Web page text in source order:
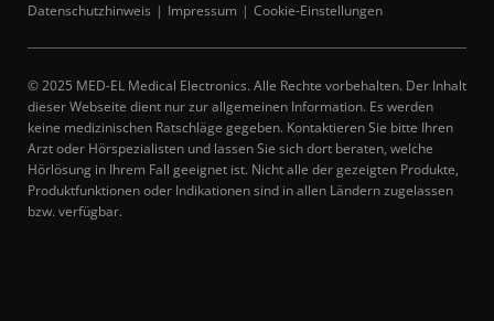
Datenschutzhinweis
Impressum Cookie-Einstellungen
© 2025 MED-EL Medical Electronics. Alle Rechte vorbehalten. Der Inhalt
dieser Webseite dient nur zur allgemeinen Information. Es werden
keine medizinischen Ratschläge gegeben. Kontaktieren Sie bitte Ihren
Arzt oder Hörspezialisten und lassen Sie sich dort beraten, welche
Hörlösung in Ihrem Fall geeignet ist. Nicht alle der gezeigten Produkte,
Produktfunktionen oder Indikationen sind in allen Ländern zugelassen
bzw. verfügbar.